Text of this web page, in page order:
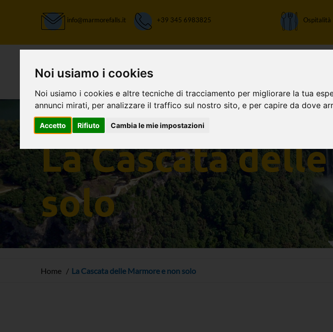
Noi usiamo i cookies
Noi usiamo i cookies e altre tecniche di tracciamento per migliorare la tua
annunci mirati, per analizzare il traffico sul nostro sito, e per capire da dove
Accetto Rifiuto Cambia le mie impostazioni
info@marmorefalls.it +39 345 6983825 Ospitalità
LASCIATI STUPIRE:
La Cascata
solo
Home La Cascata delle Marmore e non solo